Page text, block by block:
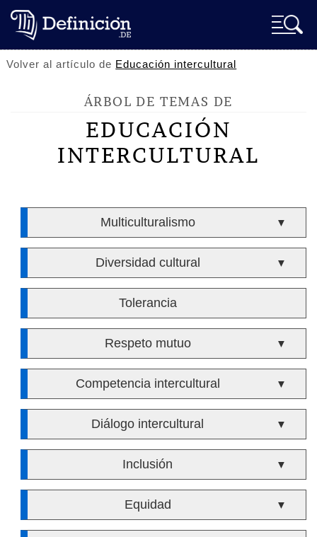
Volver al artículo de Educación intercultural
ÁRBOL DE TEMAS DE
EDUCACIÓN
INTERCULTURAL
Multiculturalismo ▼
Diversidad cultural ▼
Tolerancia
Respeto mutuo ▼
Competencia intercultural ▼
Diálogo intercultural ▼
Inclusión ▼
Equidad ▼